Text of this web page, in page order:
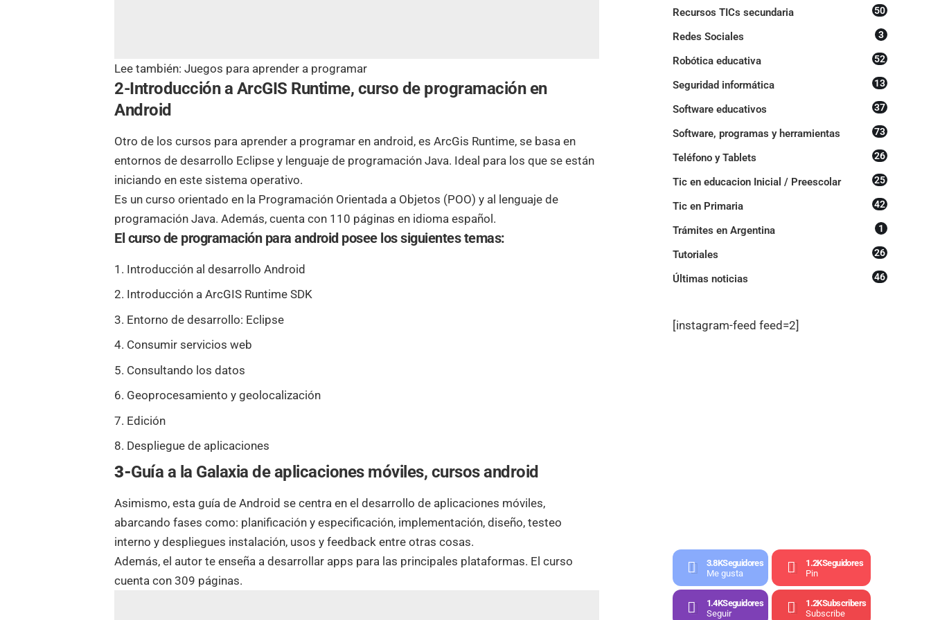
Lee también:Juegos para aprender a programar
2-Introducción a ArcGIS Runtime, curso de programación en
Android
Otro de los cursos para aprender a programar en android , es ArcGis Runtime, se basa en
entornos de desarrollo Eclipse y lenguaje de programación Java. Ideal para los que se están
iniciando en este sistema operativo.
Es un curso orientado en la Programación Orientada a Objetos (POO) y al lenguaje de
programación Java. Además, cuenta con 110 páginas en idioma español.
El curso de programación para android posee los siguientes temas:
Introducción al desarrollo Android
Introducción a ArcGIS Runtime SDK
Entorno de desarrollo: Eclipse
Consumir servicios web
Consultando los datos
Geoprocesamiento y geolocalización
Edición
Despliegue de aplicaciones
3-Guía a la Galaxia de aplicaciones móviles, cursos android
Asimismo, esta guía de Android se centra en el desarrollo de aplicaciones móviles,
abarcando fases como: planificación y especificación, implementación, diseño, testeo
interno y despliegues instalación, usos y feedback entre otras cosas.
Además, el autor te enseña a desarrollar apps para las principales plataformas. El curso
cuenta con 309 páginas.
Recursos TICs secundaria 50
Redes Sociales 3
Robótica educativa 52
Seguridad informática 13
Software educativos 37
Software, programas y herramientas 73
Teléfono y Tablets 26
Tic en educacion Inicial / Preescolar 25
Tic en Primaria 42
Trámites en Argentina 1
Tutoriales 26
Últimas noticias 46
[instagram-feed feed=2]
3.8KSeguidores
Me gusta
1.2KSeguidores
Pin
1.4KSeguidores
Seguir
1.2KSubscribers
Subscribe